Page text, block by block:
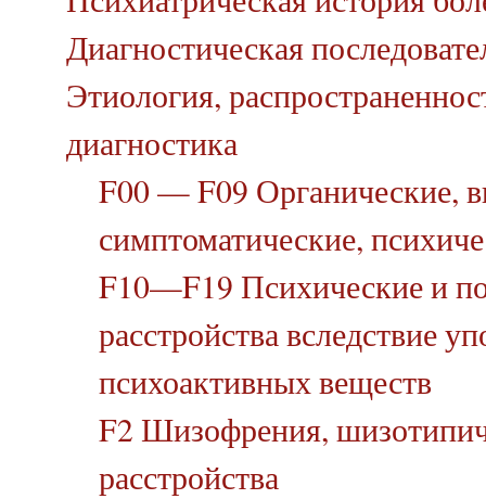
Диагностическая
Этиология,
диагностика
F00 — F09 Органические,
симптоматические,
F10—F19 Психические и
расстройства вследствие
психоактивных веществ
F2 Шизофрения,
расстройства